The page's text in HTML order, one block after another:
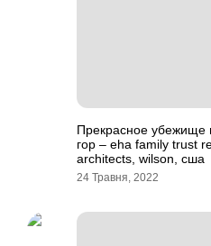
Прекрасное убежище
гор – eha family trust
architects, wilson, сша
24 Травня, 2022